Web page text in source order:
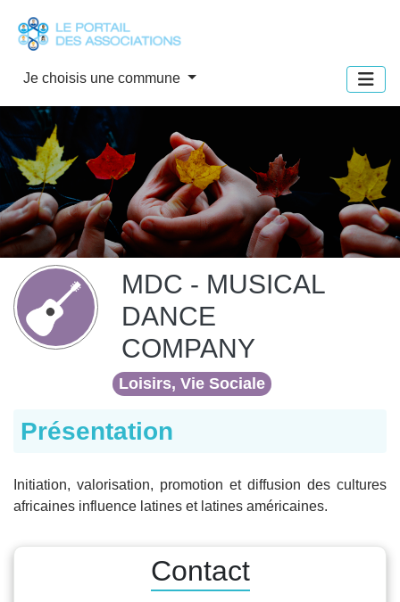
Je choisis une commune
MDC - MUSICAL
DANCE
COMPANY
Loisirs, Vie Sociale
Présentation
Initiation, valorisation, promotion et diffusion des cultures
africaines influence latines et latines américaines.
Contact